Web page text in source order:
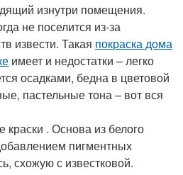
изнутри помещения.
не поселится из-за
извести. Такая покраска дома
имеет и недостатки – легко
осадками, бедна в цветовой
пастельные тона – вот вся
. Основа из белого
пигментных
схожую с известковой.